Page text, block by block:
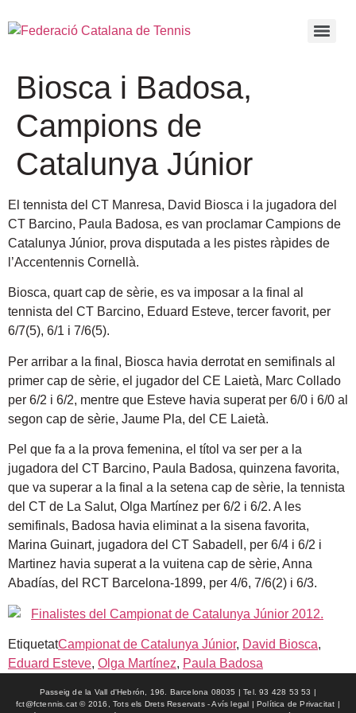
Biosca i Badosa,
Campions de
Catalunya Júnior
El tennista del CT Manresa, David Biosca i la jugadora del
CT Barcino, Paula Badosa, es van proclamar Campions de
Catalunya Júnior, prova disputada a les pistes ràpides de
l’Accentennis Cornellà.
Biosca, quart cap de sèrie, es va imposar a la final al
tennista del CT Barcino, Eduard Esteve, tercer favorit, per
6/7(5), 6/1 i 7/6(5).
Per arribar a la final, Biosca havia derrotat en semifinals al
primer cap de sèrie, el jugador del CE Laietà, Marc Collado
per 6/2 i 6/2, mentre que Esteve havia superat per 6/0 i 6/0 al
segon cap de sèrie, Jaume Pla, del CE Laietà.
Pel que fa a la prova femenina, el títol va ser per a la
jugadora del CT Barcino, Paula Badosa, quinzena favorita,
que va superar a la final a la setena cap de sèrie, la tennista
del CT de La Salut, Olga Martínez per 6/2 i 6/2. A les
semifinals, Badosa havia eliminat a la sisena favorita,
Marina Guinart, jugadora del CT Sabadell, per 6/4 i 6/2 i
Martinez havia superat a la vuitena cap de sèrie, Anna
Abadías, del RCT Barcelona-1899, per 4/6, 7/6(2) i 6/3.
EtiquetatCampionat de Catalunya Júnior, David Biosca,
Eduard Esteve, Olga Martínez, Paula Badosa
Passeig de la Vall d'Hebrón, 196. Barcelona 08035 | Tel. 93 428 53 53 |
fct@fctennis.cat © 2016, Tots els Drets Reservats - Avís legal | Política de Privacitat |